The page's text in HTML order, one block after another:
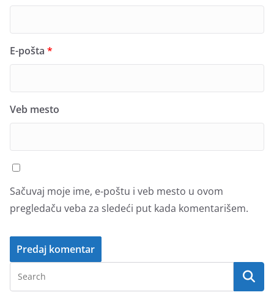
E-pošta *
Veb mesto
Sačuvaj moje ime, e-poštu i veb mesto u ovom
pregledaču veba za sledeći put kada komentarišem.